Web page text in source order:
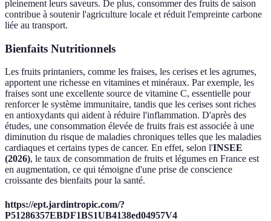
pleinement leurs saveurs. De plus, consommer des fruits de saison
contribue à soutenir l'agriculture locale et réduit l'empreinte carbone
liée au transport.
Bienfaits Nutritionnels
Les fruits printaniers, comme les fraises, les cerises et les agrumes,
apportent une richesse en vitamines et minéraux. Par exemple, les
fraises sont une excellente source de vitamine C, essentielle pour
renforcer le système immunitaire, tandis que les cerises sont riches
en antioxydants qui aident à réduire l'inflammation. D'après des
études, une consommation élevée de fruits frais est associée à une
diminution du risque de maladies chroniques telles que les maladies
cardiaques et certains types de cancer. En effet, selon l'INSEE
(2026), le taux de consommation de fruits et légumes en France est
en augmentation, ce qui témoigne d'une prise de conscience
croissante des bienfaits pour la santé.
https://ept.jardintropic.com/?
P51286357EBDF1BS1UB4138ed04957V4